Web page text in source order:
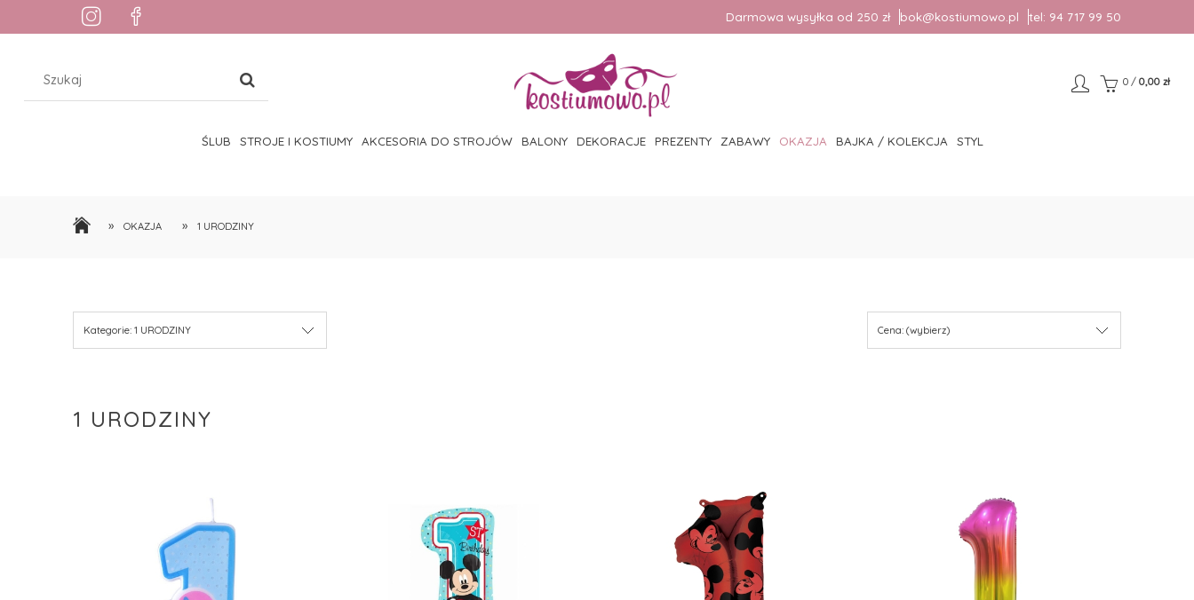
Darmowa wysyłka od 250 zł bok@kostiumowo.pl tel: 94 717 99 50
0 / 0,00 zł
ŚLUB STROJE I KOSTIUMY AKCESORIA DO STROJÓW BALONY DEKORACJE PREZENTY ZABAWY OKAZJA BAJKA / KOLEKCJA STYL
» OKAZJA » 1 URODZINY
Kategorie: 1 URODZINY Cena: (wybierz)
1 URODZINY